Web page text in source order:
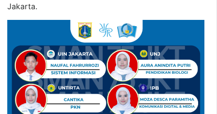
Jakarta.